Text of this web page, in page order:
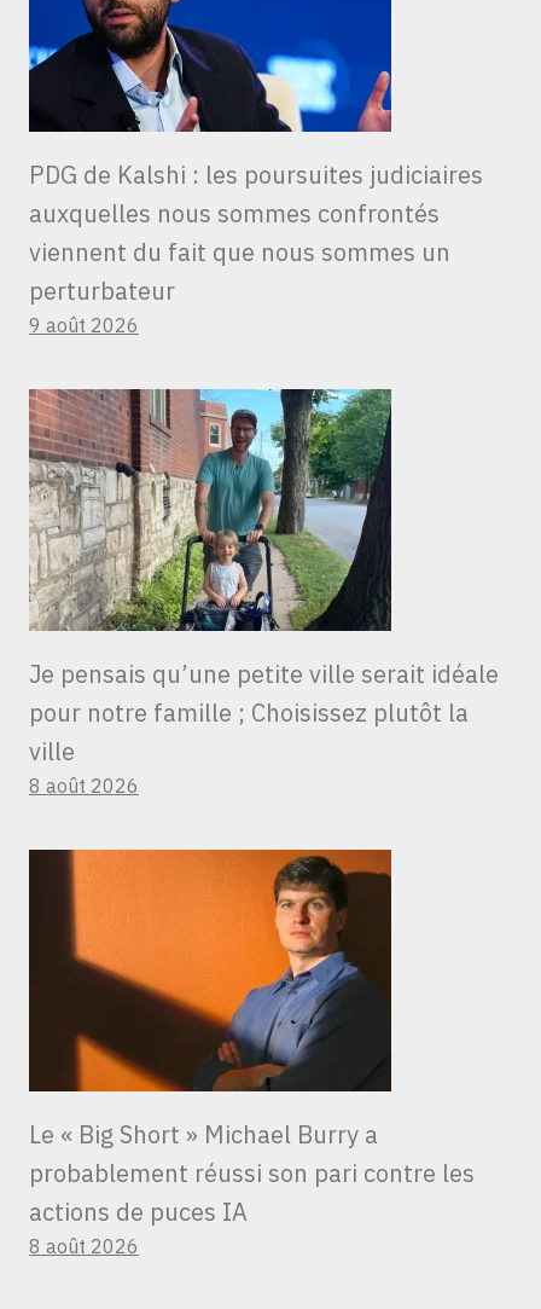
PDG de Kalshi : les poursuites judiciaires
auxquelles nous sommes confrontés
viennent du fait que nous sommes un
perturbateur
9 août 2026
Je pensais qu’une petite ville serait idéale
pour notre famille ; Choisissez plutôt la
ville
8 août 2026
Le « Big Short » Michael Burry a
probablement réussi son pari contre les
actions de puces IA
8 août 2026